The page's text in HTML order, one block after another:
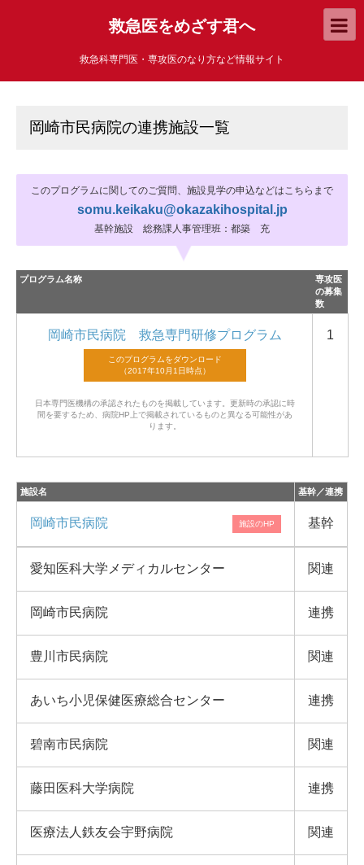
救急医をめざす君へ
救急科専門医・専攻医のなり方など情報サイト
岡崎市民病院の連携施設一覧
このプログラムに関してのご質問、施設見学の申込などはこちらまで
somu.keikaku@okazakihospital.jp
基幹施設 総務課人事管理班：都築 充
プログラム名称
専攻医
の募集
数
岡崎市民病院 救急専門研修プログラム
日本専門医機構の承認されたものを掲載しています。 更新時の承認に時
間を要するため、病院HP上で掲載されているものと異なる可能性があ
ります。
1
施設名 基幹／連携
岡崎市民病院 基幹
愛知医科大学メディカルセンター 関連
岡崎市民病院 連携
豊川市民病院 関連
あいち小児保健医療総合センター 連携
碧南市民病院 関連
藤田医科大学病院 連携
医療法人鉄友会宇野病院 関連